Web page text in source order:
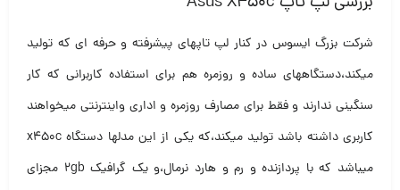
شرکت بزرگ ایسوس در کنار لپ تاپهای پیشرفته و حرفه ای که تولید
میکند،دستگاههای ساده و روزمره هم برای استفاده کاربرانی که کار
سنگینی ندارند و فقط برای مصارف روزمره و اداری واینترنتی میخواهند
کاربری داشته باشد تولید میکند،که یکی از این مدلها دستگاه x450c
میباشد که با پردازنده و رم و هارد نرمال،و یک گرافیک ۲gb مجزای